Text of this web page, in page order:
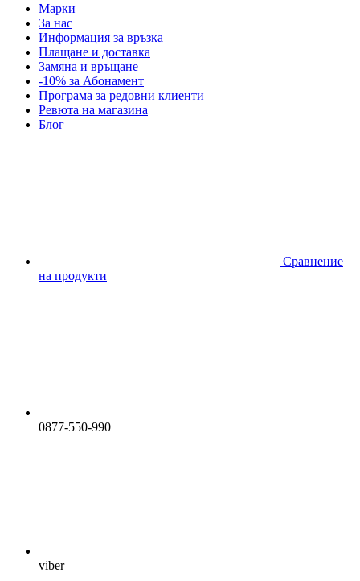
Марки
За нас
Информация за връзка
Плащане и доставка
Замяна и връщане
-10% за Абонамент
Програма за редовни клиенти
Ревюта на магазина
Блог
Сравнение
на продукти
0877-550-990
viber